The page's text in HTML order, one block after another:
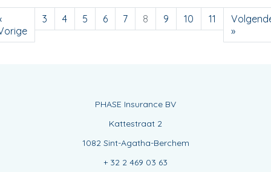
3 4 5 6 7 8 9 10 11
»
PHASE Insurance BV
Kattestraat 2
1082 Sint-Agatha-Berchem
+ 32 2 469 03 63